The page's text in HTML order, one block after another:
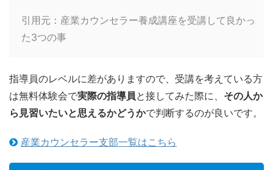
引用元： 産業カウンセラー養成講座を受講して良かっ
た3つの事
指導員のレベルに差がありますので、受講を考えている方
は無料体験会で実際の指導員と接してみた際に、 その人か
ら見習いたいと思えるかどうかで判断するのが良いです。
産業カウンセラー支部一覧はこちら